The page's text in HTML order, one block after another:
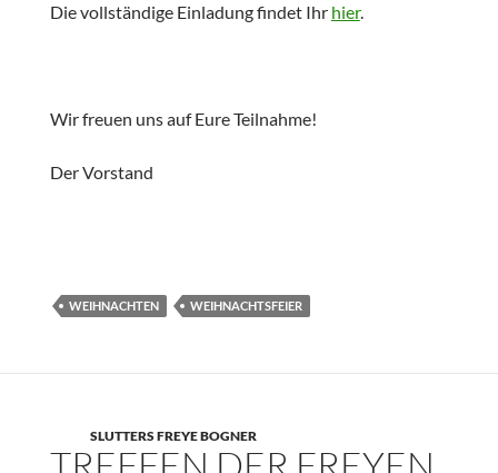
Die vollständige Einladung findet Ihr hier.
Wir freuen uns auf Eure Teilnahme!
Der Vorstand
WEIHNACHTEN WEIHNACHTSFEIER
SLUTTERS FREYE BOGNER